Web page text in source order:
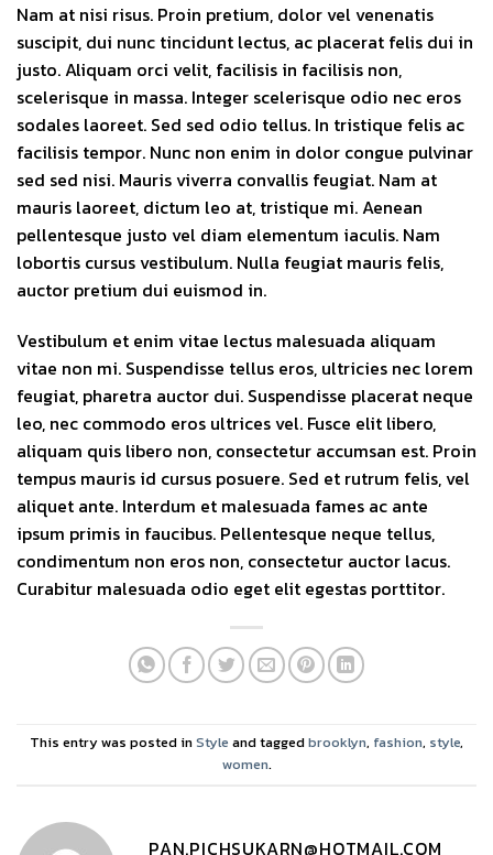
Nam at nisi risus. Proin pretium, dolor vel venenatis
suscipit, dui nunc tincidunt lectus, ac placerat felis dui in
justo. Aliquam orci velit, facilisis in facilisis non,
scelerisque in massa. Integer scelerisque odio nec eros
sodales laoreet. Sed sed odio tellus. In tristique felis ac
facilisis tempor. Nunc non enim in dolor congue pulvinar
sed sed nisi. Mauris viverra convallis feugiat. Nam at
mauris laoreet, dictum leo at, tristique mi. Aenean
pellentesque justo vel diam elementum iaculis. Nam
lobortis cursus vestibulum. Nulla feugiat mauris felis,
auctor pretium dui euismod in.
Vestibulum et enim vitae lectus malesuada aliquam
vitae non mi. Suspendisse tellus eros, ultricies nec lorem
feugiat, pharetra auctor dui. Suspendisse placerat neque
leo, nec commodo eros ultrices vel. Fusce elit libero,
aliquam quis libero non, consectetur accumsan est. Proin
tempus mauris id cursus posuere. Sed et rutrum felis, vel
aliquet ante. Interdum et malesuada fames ac ante
ipsum primis in faucibus. Pellentesque neque tellus,
condimentum non eros non, consectetur auctor lacus.
Curabitur malesuada odio eget elit egestas porttitor.
This entry was posted inStyle and taggedbrooklyn, fashion, style,
women.
PAN.PICHSUKARN@HOTMAIL.COM